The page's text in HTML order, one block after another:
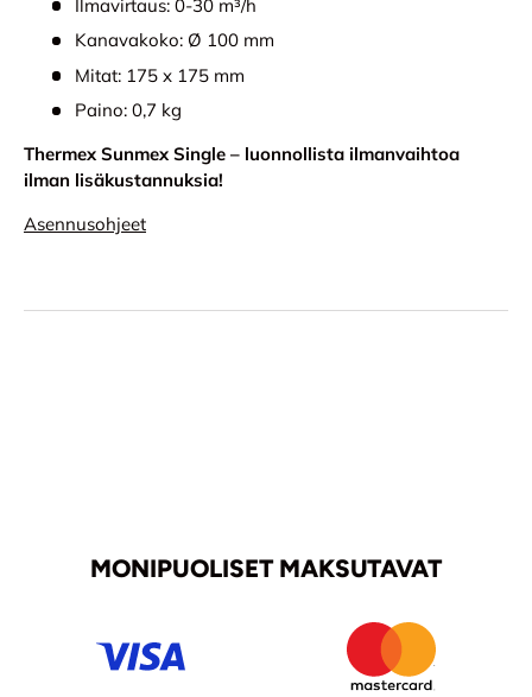
Ilmavirtaus: 0-30 m³/h
Kanavakoko: Ø 100 mm
Mitat: 175 x 175 mm
Paino: 0,7 kg
Thermex Sunmex Single – luonnollista ilmanvaihtoa
ilman lisäkustannuksia!
Asennusohjeet
MONIPUOLISET MAKSUTAVAT